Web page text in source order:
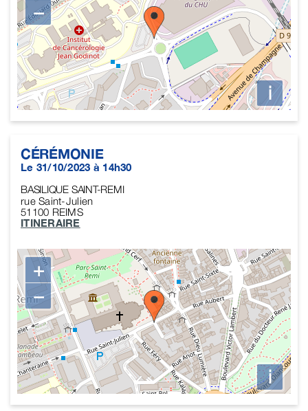
−
i
CÉRÉMONIE
Le 31/10/2023 à 14h30
BASILIQUE SAINT-REMI
rue Saint-Julien
51100 REIMS
ITINERAIRE
+
−
i